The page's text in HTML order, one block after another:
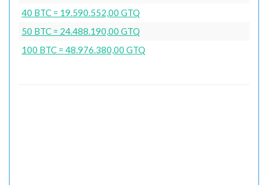
40 BTC = 19.590.552,00 GTQ
50 BTC = 24.488.190,00 GTQ
100 BTC = 48.976.380,00 GTQ